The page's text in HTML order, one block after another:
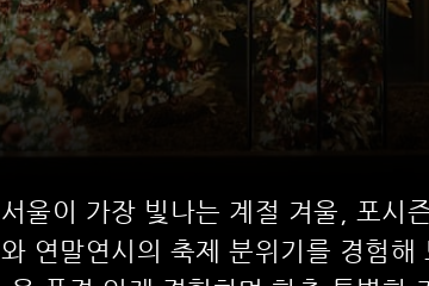
서울이 가장 빛나는 계절 겨울, 포시
와 연말연시의 축제 분위기를 경험